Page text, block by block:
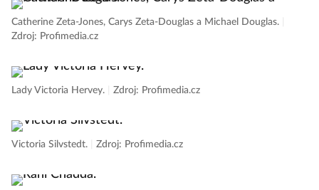
Catherine Zeta-Jones, Carys Zeta-Douglas a Michael Douglas.
Zdroj: Profimedia.cz
Lady Victoria Hervey. Zdroj: Profimedia.cz
Victoria Silvstedt. Zdroj: Profimedia.cz